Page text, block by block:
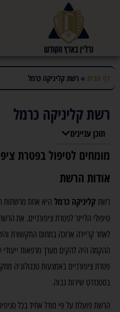
דף הבית » רשת קליניקה כרמל
רשת קליניקה כרמל
תוכן עניינים
מומחים לטיפול בפטרת
אודות הרשת
רשת קליניקה כרמל היא אחת מרשתות
טיפולי הלייזר לפטרת ציפורניים. את
לאחר קריירה ארוכה בתחום התקשורת
ההקמה היה להקים מערך מרפאות
פטרת ציפורניים באמצעות טכנולוגיה
בסטנדרט שירות גבוה.
הרשת פועלת על פי מודל אחיד בכל